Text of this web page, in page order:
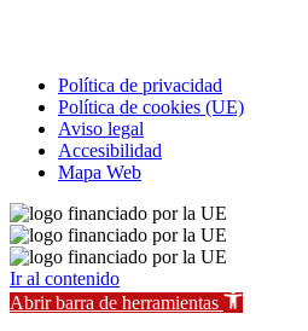
Política de privacidad
Política de cookies (UE)
Aviso legal
Accesibilidad
Mapa Web
Ir al contenido
Abrir barra de herramientas